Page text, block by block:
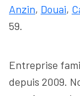
Anzin, Douai,
59.
Entreprise
depuis 2009.